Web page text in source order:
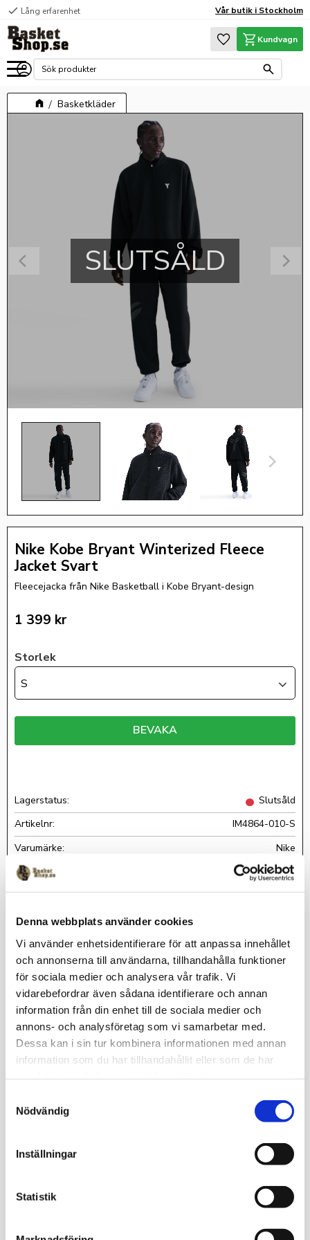
Denna webbplats använder cookies
Vi använder enhetsidentifierare för att anpassa innehållet
och annonserna till användarna, tillhandahålla funktioner
för sociala medier och analysera vår trafik. Vi
vidarebefordrar även sådana identifierare och annan
information från din enhet till de sociala medier och
annons- och analysföretag som vi samarbetar med.
Dessa kan i sin tur kombinera informationen med annan
information som du har tillhandahållit eller som de har
Nödvändig
Inställningar
Statistik
Meny
check Lång erfarenhet Vår butik i Stockholm
Favoriter
Kundvagn
Basketkläder
SLUTSÅLD
Nike Kobe Bryant Winterized Fleece
Jacket Svart
Fleecejacka från Nike Basketball i Kobe Bryant-design
1 399 kr
Storlek
S
BEVAKA
Lagerstatus
Slutsåld
Artikelnr
IM4864-010-S
Nike
dragkedja, två sidfickor och luftigt foder i jackan.
Omdömen
Relaterade produkter